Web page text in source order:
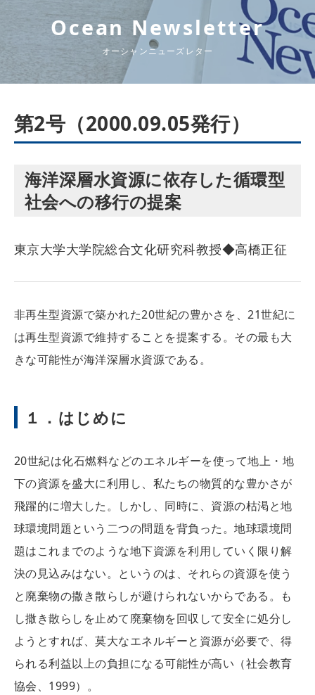
Ocean Newsletter
オーシャンニューズレター
第2号（2000.09.05発行）
海洋深層水資源に依存した循環型
社会への移行の提案
東京大学大学院総合文化研究科教授◆高橋正征
非再生型資源で築かれた20世紀の豊かさを、21世紀に
は再生型資源で維持することを提案する。その最も大
きな可能性が海洋深層水資源である。
１．はじめに
20世紀は化石燃料などのエネルギーを使って地上・地
下の資源を盛大に利用し、私たちの物質的な豊かさが
飛躍的に増大した。しかし、同時に、資源の枯渇と地
球環境問題という二つの問題を背負った。地球環境問
題はこれまでのような地下資源を利用していく限り解
決の見込みはない。というのは、それらの資源を使う
と廃棄物の撒き散らしが避けられないからである。も
し撒き散らしを止めて廃棄物を回収して安全に処分し
ようとすれば、莫大なエネルギーと資源が必要で、得
られる利益以上の負担になる可能性が高い（社会教育
協会、1999）。